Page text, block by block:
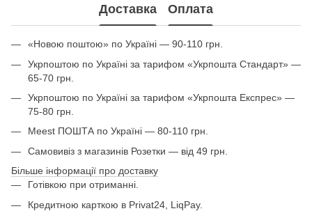
Доставка Оплата
«Новою поштою» по Україні — 90-110 грн.
Укрпоштою по Україні за тарифом «Укрпошта Стандарт» —
65-70 грн.
Укрпоштою по Україні за тарифом «Укрпошта Експрес» —
75-80 грн.
Meest ПОШТА по Україні — 80-110 грн.
Самовивіз з магазинів Розетки — від 49 грн.
Більше інформації про доставку
Готівкою при отриманні.
Кредитною карткою в Privat24, LiqPay.